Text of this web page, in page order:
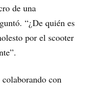
de una
“¿De quién es
por el scooter
con